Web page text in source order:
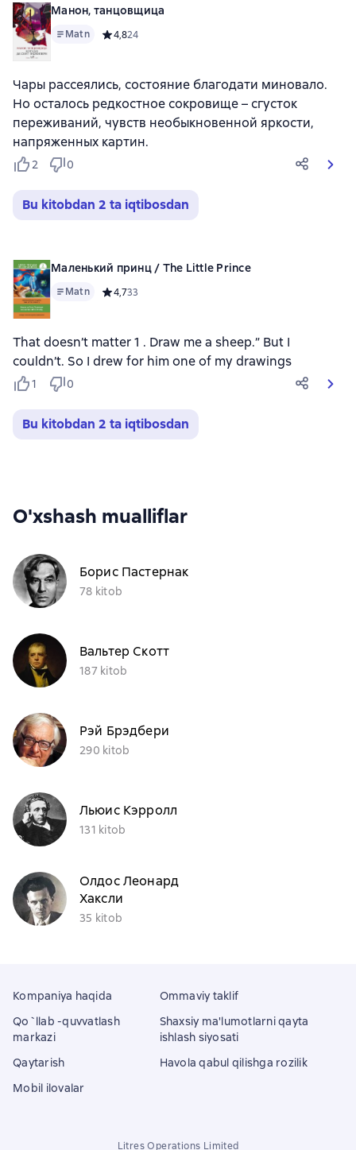
Манон, танцовщица
Matn Средний рейтинг 4,8 на основе 24 оценок
4,824
Чары рассеялись, состояние благодати миновало.
Но осталось редкостное сокровище – сгусток
переживаний, чувств необыкновенной яркости,
напряженных картин.
2 0
Bu kitobdan 2 ta iqtibosdan
Маленький принц / The Little Prince
Matn Средний рейтинг 4,7 на основе 33 оценок
4,733
That doesn’t matter 1 . Draw me a sheep.” But I
couldn’t. So I drew for him one of my drawings
1 0
Bu kitobdan 2 ta iqtibosdan
O'xshash mualliflar
Борис Пастернак
78 kitob
Вальтер Скотт
187 kitob
Рэй Брэдбери
290 kitob
Льюис Кэрролл
131 kitob
Олдос Леонард
Хаксли
35 kitob
Kompaniya haqida
Qo`llab -quvvatlash
markazi
Qaytarish
Mobil ilovalar
Ommaviy taklif
Shaxsiy ma'lumotlarni qayta
ishlash siyosati
Havola qabul qilishga rozilik
Litres Operations Limited